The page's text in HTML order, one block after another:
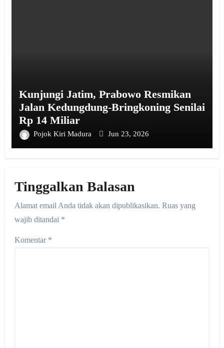
Kunjungi Jatim, Prabowo Resmikan
Jalan Kedungdung-Bringkoning Senilai
Rp 14 Miliar
Pojok Kiri Madura Jun 23, 2026
Tinggalkan Balasan
Alamat email Anda tidak akan dipublikasikan. Ruas yang
wajib ditandai *
Komentar *